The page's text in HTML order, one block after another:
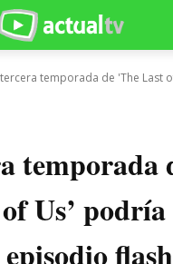
temporada de 'The Last
temporada
Us’ podría